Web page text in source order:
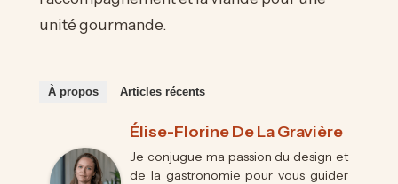
unité gourmande.
À propos Articles récents
Élise-Florine De La Gravière
Je conjugue ma passion du design et
de la gastronomie pour vous guider